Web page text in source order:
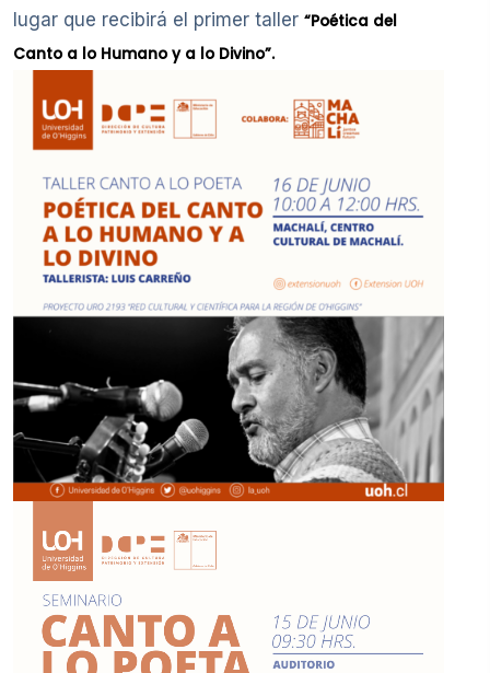
lugar que recibirá el primer taller “Poética del
Canto a lo Humano y a lo Divino”.